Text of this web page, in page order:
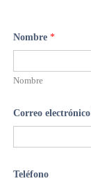
Nombre *
Nombre
Correo electrónico
Teléfono